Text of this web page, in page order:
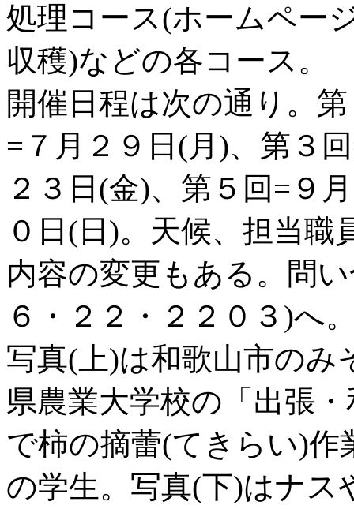
処理コース(ホームペー
収穫)などの各コース。
開催日程は次の通り。
=７月２９日(月)、第３
２３日(金)、第５回=９
０日(日)。天候、担当
内容の変更もある。問
６・２２・２２０３)へ
写真(上)は和歌山市のみ
県農業大学校の「出張
で柿の摘蕾(てきらい)作
の学生。写真(下)はナ